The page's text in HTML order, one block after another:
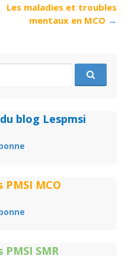
Les maladies et troubles
mentaux en MCO →
blog Lespmsi
PMSI MCO
SMR